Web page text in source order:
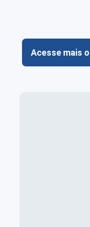
Acesse mais